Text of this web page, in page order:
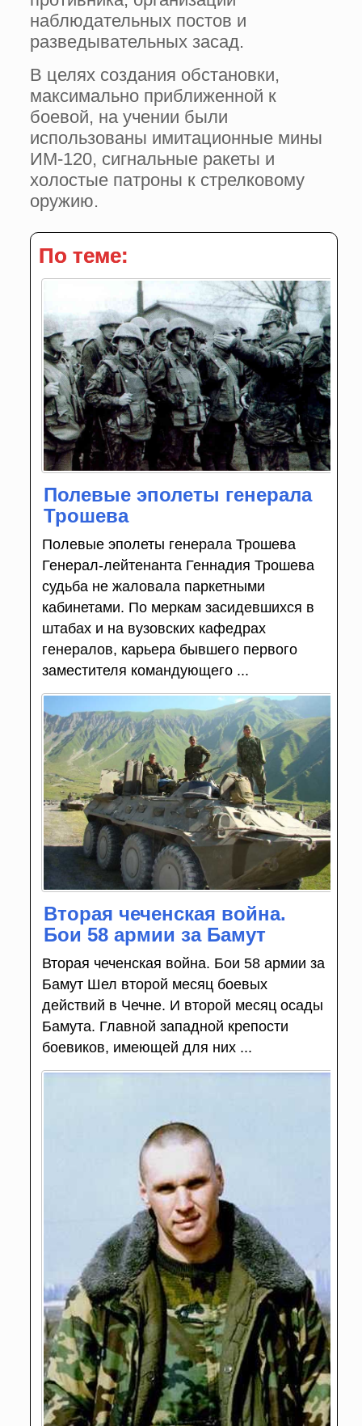
наблюдательных постов и
разведывательных засад.
В целях создания обстановки,
максимально приближенной к
боевой, на учении были
использованы имитационные мины
ИМ-120, сигнальные ракеты и
холостые патроны к стрелковому
оружию.
По теме:
Полевые эполеты генерала
Трошева
Полевые эполеты генерала Трошева
Генерал-лейтенанта Геннадия Трошева
судьба не жаловала паркетными
кабинетами. По меркам засидевшихся в
штабах и на вузовских кафедрах
генералов, карьера бывшего первого
заместителя командующего ...
Вторая чеченская война.
Бои 58 армии за Бамут
Вторая чеченская война. Бои 58 армии за
Бамут Шел второй месяц боевых
действий в Чечне. И второй месяц осады
Бамута. Глав­ной западной крепости
боевиков, имеющей для них ...